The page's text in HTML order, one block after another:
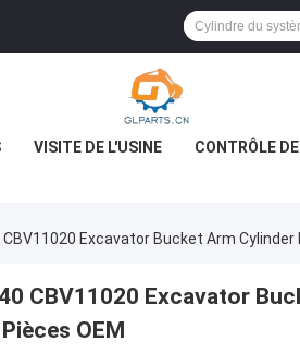
VISITE DE L'USINE CONTRÔLE
Excavator Bucket Arm
CBV11020 Excavator
OEM